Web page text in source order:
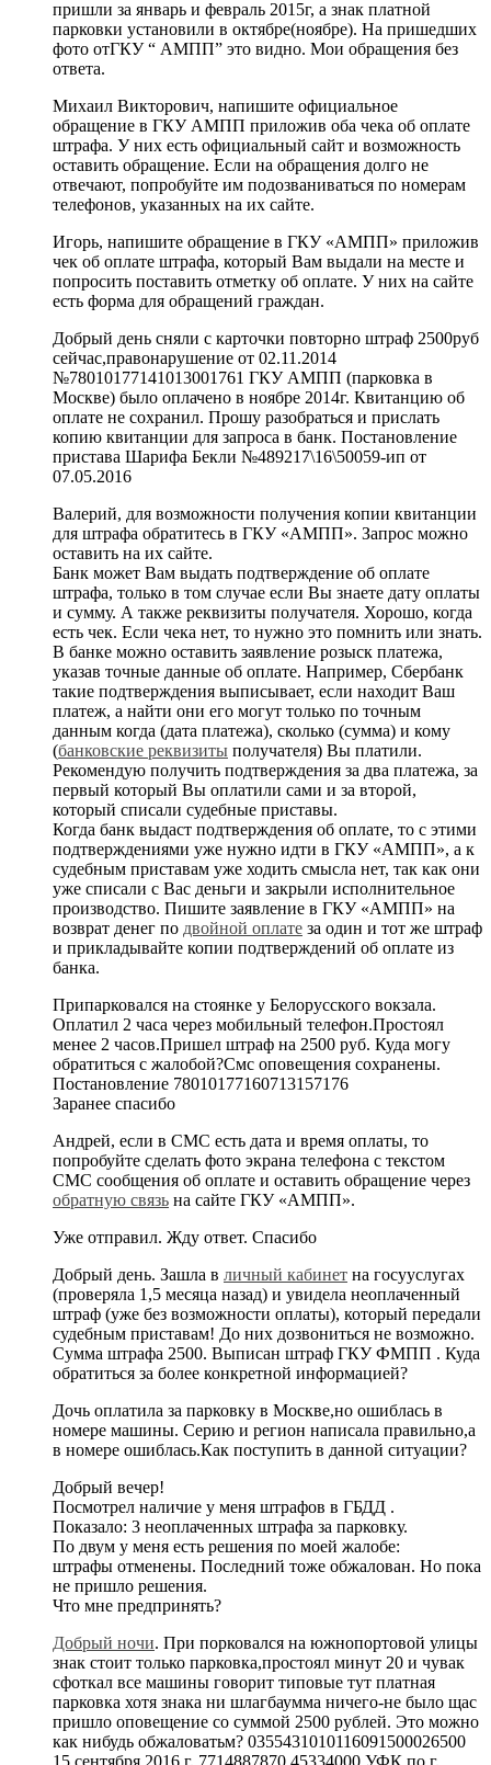
пришли за январь и февраль 2015г, а знак платной
парковки установили в октябре(ноябре). На пришедших
фото отГКУ “ АМПП” это видно. Мои обращения без
ответа.
Михаил Викторович, напишите официальное
обращение в ГКУ АМПП приложив оба чека об оплате
штрафа. У них есть официальный сайт и возможность
оставить обращение. Если на обращения долго не
отвечают, попробуйте им подозваниваться по номерам
телефонов, указанных на их сайте.
Игорь, напишите обращение в ГКУ «АМПП» приложив
чек об оплате штрафа, который Вам выдали на месте и
попросить поставить отметку об оплате. У них на сайте
есть форма для обращений граждан.
Добрый день сняли с карточки повторно штраф 2500руб
сейчас,правонарушение от 02.11.2014
№78010177141013001761 ГКУ АМПП (парковка в
Москве) было оплачено в ноябре 2014г. Квитанцию об
оплате не сохранил. Прошу разобраться и прислать
копию квитанции для запроса в банк. Постановление
пристава Шарифа Бекли №489217\16\50059-ип от
07.05.2016
Валерий, для возможности получения копии квитанции
для штрафа обратитесь в ГКУ «АМПП». Запрос можно
оставить на их сайте.
Банк может Вам выдать подтверждение об оплате
штрафа, только в том случае если Вы знаете дату оплаты
и сумму. А также реквизиты получателя. Хорошо, когда
есть чек. Если чека нет, то нужно это помнить или знать.
В банке можно оставить заявление розыск платежа,
указав точные данные об оплате. Например, Сбербанк
такие подтверждения выписывает, если находит Ваш
платеж, а найти они его могут только по точным
данным когда (дата платежа), сколько (сумма) и кому
(банковские реквизиты получателя) Вы платили.
Рекомендую получить подтверждения за два платежа, за
первый который Вы оплатили сами и за второй,
который списали судебные приставы.
Когда банк выдаст подтверждения об оплате, то с этими
подтверждениями уже нужно идти в ГКУ «АМПП», а к
судебным приставам уже ходить смысла нет, так как они
уже списали с Вас деньги и закрыли исполнительное
производство. Пишите заявление в ГКУ «АМПП» на
возврат денег по двойной оплате за один и тот же штраф
и прикладывайте копии подтверждений об оплате из
банка.
Припарковался на стоянке у Белорусского вокзала.
Оплатил 2 часа через мобильный телефон.Простоял
менее 2 часов.Пришел штраф на 2500 руб. Куда могу
обратиться с жалобой?Смс оповещения сохранены.
Постановление 78010177160713157176
Заранее спасибо
Андрей, если в СМС есть дата и время оплаты, то
попробуйте сделать фото экрана телефона с текстом
СМС сообщения об оплате и оставить обращение через
обратную связь на сайте ГКУ «АМПП».
Уже отправил. Жду ответ. Спасибо
Добрый день. Зашла в личный кабинет на госууслугах
(проверяла 1,5 месяца назад) и увидела неоплаченный
штраф (уже без возможности оплаты), который передали
судебным приставам! До них дозвониться не возможно.
Сумма штрафа 2500. Выписан штраф ГКУ ФМПП . Куда
обратиться за более конкретной информацией?
Дочь оплатила за парковку в Москве,но ошиблась в
номере машины. Серию и регион написала правильно,а
в номере ошиблась.Как поступить в данной ситуации?
Добрый вечер!
Посмотрел наличие у меня штрафов в ГБДД .
Показало: 3 неоплаченных штрафа за парковку.
По двум у меня есть решения по моей жалобе:
штрафы отменены. Последний тоже обжалован. Но пока
не пришло решения.
Что мне предпринять?
Добрый ночи. При порковался на южнопортовой улицы
знак стоит только парковка,простоял минут 20 и чувак
сфоткал все машины говорит типовые тут платная
парковка хотя знака ни шлагбаумма ничего-не было щас
пришло оповещение со суммой 2500 рублей. Это можно
как нибудь обжаловатьм? 0355431010116091500026500
15 сентября 2016 г. 7714887870 45334000 УФК по г.